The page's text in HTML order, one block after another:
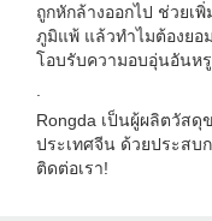
ถูกหักล้างออกไป ช่วยเ
ภูมิแพ้ แล้วทำไมต้องยอ
โอบรับความอบอุ่นอันห
Rongda เป็นผู้ผลิตวัส
ประเทศจีน ด้วยประสบ
ติดต่อเรา!